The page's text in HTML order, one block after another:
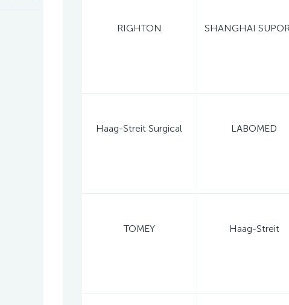
RIGHTON
Haag-Streit Surgical LABOMED
TOMEY Haag-Streit